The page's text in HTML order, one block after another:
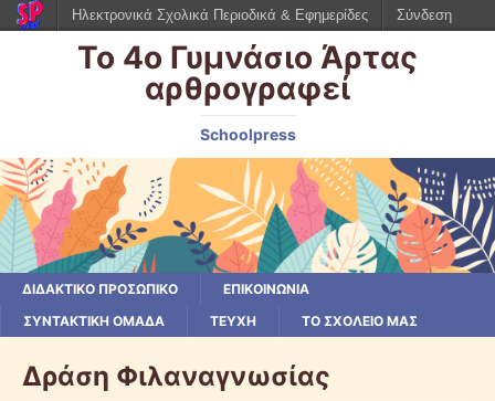
Το 4ο Γυμνάσιο Άρτας
αρθρογραφεί
Schoolpress
ΔΙΔΑΚΤΙΚΟ ΠΡΟΣΩΠΙΚΟ
ΕΠΙΚΟΙΝΩΝΙΑ
ΣΥΝΤΑΚΤΙΚΗ ΟΜΑΔΑ
ΤΕΥΧΗ ΤΟ ΣΧΟΛΕΙΟ ΜΑΣ
Δράση Φιλαναγνωσίας
Ηλεκτρονικά Σχολικά Περιοδικά & Εφημερίδες Σύνδεση